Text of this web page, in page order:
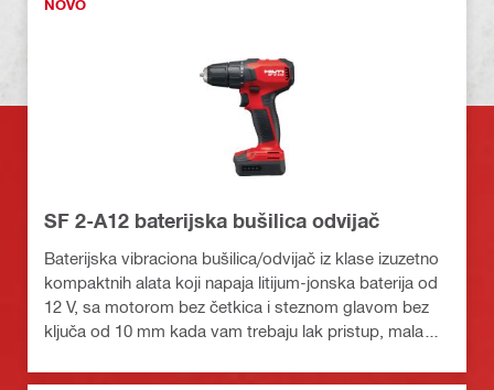
NOVO
SF 2-A12 baterijska bušilica odvijač
Baterijska vibraciona bušilica/odvijač iz klase izuzetno
kompaktnih alata koji napaja litijum-jonska baterija od
12 V, sa motorom bez četkica i steznom glavom bez
ključa od 10 mm kada vam trebaju lak pristup, mala